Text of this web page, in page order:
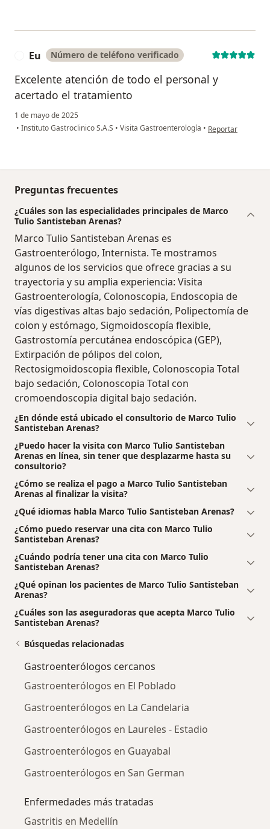
Eu Número de teléfono verificado
Excelente atención de todo el personal y
acertado el tratamiento
1 de mayo de 2025
• Instituto Gastroclinico S.A.S • Visita Gastroenterología • en opinión del
Reportar
Preguntas frecuentes
¿Cuáles son las especialidades principales de Marco
Tulio Santisteban Arenas?
Marco Tulio Santisteban Arenas es
Gastroenterólogo, Internista. Te mostramos
algunos de los servicios que ofrece gracias a su
trayectoria y su amplia experiencia: Visita
Gastroenterología, Colonoscopia, Endoscopia de
vías digestivas altas bajo sedación, Polipectomía de
colon y estómago, Sigmoidoscopía flexible,
Gastrostomía percutánea endoscópica (GEP),
Extirpación de pólipos del colon,
Rectosigmoidoscopia flexible, Colonoscopia Total
bajo sedación, Colonoscopia Total con
cromoendoscopia digital bajo sedación.
¿En dónde está ubicado el consultorio de Marco Tulio
Santisteban Arenas?
¿Puedo hacer la visita con Marco Tulio Santisteban
Arenas en línea, sin tener que desplazarme hasta su
consultorio?
¿Cómo se realiza el pago a Marco Tulio Santisteban
Arenas al finalizar la visita?
¿Qué idiomas habla Marco Tulio Santisteban Arenas?
¿Cómo puedo reservar una cita con Marco Tulio
Santisteban Arenas?
¿Cuándo podría tener una cita con Marco Tulio
Santisteban Arenas?
¿Qué opinan los pacientes de Marco Tulio Santisteban
Arenas?
¿Cuáles son las aseguradoras que acepta Marco Tulio
Santisteban Arenas?
Búsquedas relacionadas
Gastroenterólogos cercanos
Gastroenterólogos en El Poblado
Gastroenterólogos en La Candelaria
Gastroenterólogos en Laureles - Estadio
Gastroenterólogos en Guayabal
Gastroenterólogos en San German
Enfermedades más tratadas
Gastritis en Medellín